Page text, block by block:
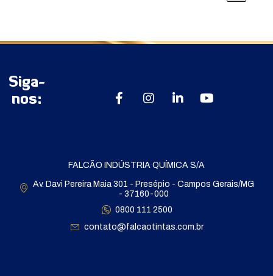
Siga-
nos:
FALCÃO INDÚSTRIA QUÍMICA S/A
Av. Davi Pereira Maia 301 - Presépio - Campos Gerais/MG
- 37160-000
0800 111 2500
contato@falcaotintas.com.br